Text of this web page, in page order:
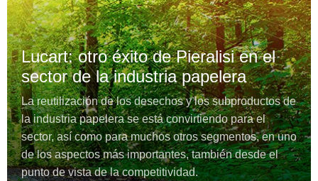
Lucart: otro éxito de Pieralisi en el
sector de la industria papelera
La reutilización de los desechos y los subproductos de
la industria papelera se está convirtiendo para el
sector, así como para muchos otros segmentos, en uno
de los aspectos más importantes, también desde el
punto de vista de la competitividad.